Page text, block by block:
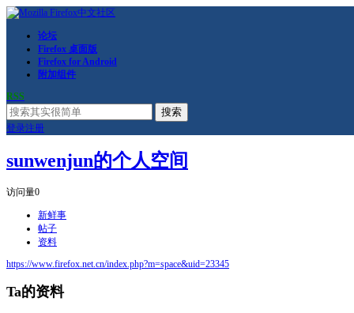
论坛
Firefox 桌面版
Firefox for Android
附加组件
RSS
搜索
登录注册
sunwenjun的个人空间
访问量0
新鲜事
帖子
资料
https://www.firefox.net.cn/index.php?m=space&uid=23345
Ta的资料